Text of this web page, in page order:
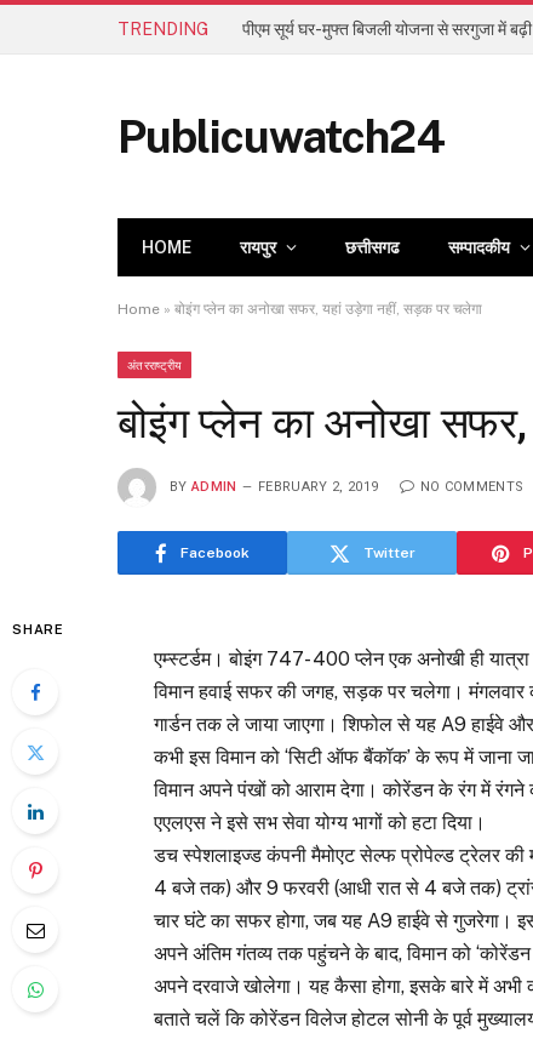
TRENDING पीएम सूर्य घर-मुफ्त बिजली योजना से सरगुजा में बढ़ी
Publicuwatch24
HOME रायपुर छत्तीसगढ सम्पादकीय
Home » बोइंग प्लेन का अनोखा सफर, यहां उड़ेगा नहीं, सड़क पर चलेगा
अंतरराष्ट्रीय
बोइंग प्लेन का अनोखा
BY ADMIN FEBRUARY 2, 2019 NO COMMENTS
Facebook Twitter
SHARE
एम्स्टर्डम। बोइंग 747- 400 प्लेन एक अनोखी ही
विमान हवाई सफर की जगह, सड़क पर चलेगा। मंगलवार
गार्डन तक ले जाया जाएगा। शिफोल से यह A9 हाईवे
कभी इस विमान को ‘सिटी ऑफ बैंकॉक’ के रूप में जाना
विमान अपने पंखों को आराम देगा। कोरेंडन के रंग में रंगने
एएलएस ने इसे सभ सेवा योग्य भागों को हटा दिया।
डच स्पेशलाइज्ड कंपनी मैमोएट सेल्फ प्रोपेल्ड ट्रेलर
4 बजे तक) और 9 फरवरी (आधी रात से 4 बजे तक)
चार घंटे का सफर होगा, जब यह A9 हाईवे से गुजरेगा।
अपने अंतिम गंतव्य तक पहुंचने के बाद, विमान को
अपने दरवाजे खोलेगा। यह कैसा होगा, इसके बारे में अभी
बताते चलें कि कोरेंडन विलेज होटल सोनी के पूर्व